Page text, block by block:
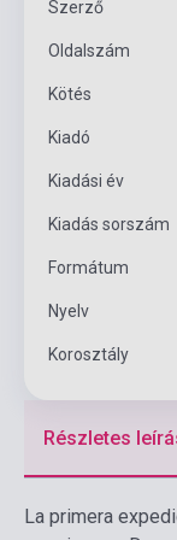
Szerző
Oldalszám
Kötés
Kiadó
Kiadási év
Kiadás sorszám
Formátum
Nyelv
Korosztály
Részletes
La primera